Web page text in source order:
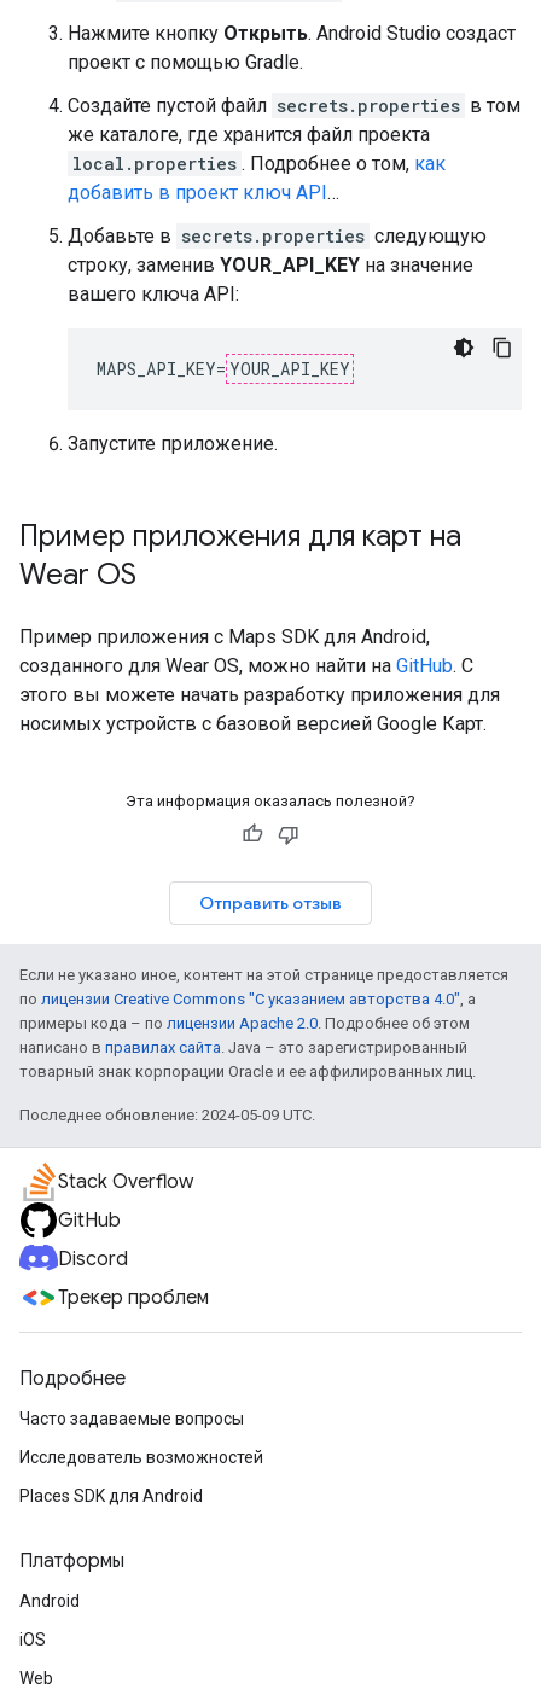
Нажмите кнопку Открыть. Android Studio создаст
проект с помощью Gradle.
Создайте пустой файл secrets.properties в том
же каталоге, где хранится файл проекта
local.properties . Подробнее о том, как
добавить в проект ключ API…
Добавьте в secrets.properties следующую
строку, заменив YOUR_API_KEY на значение
вашего ключа API:
MAPS_API_KEY= YOUR_API_KEY
Запустите приложение.
Пример приложения для карт на
Wear OS
Пример приложения с Maps SDK для Android,
созданного для Wear OS, можно найти на GitHub. С
этого вы можете начать разработку приложения для
носимых устройств с базовой версией Google Карт.
Эта информация оказалась полезной?
Отправить отзыв
Если не указано иное, контент на этой странице предоставляется
по лицензии Creative Commons "С указанием авторства 4.0", а
примеры кода – по лицензии Apache 2.0. Подробнее об этом
написано в правилах сайта. Java – это зарегистрированный
товарный знак корпорации Oracle и ее аффилированных лиц.
Последнее обновление: 2024-05-09 UTC.
Stack Overflow
GitHub
Discord
Трекер проблем
Подробнее
Часто задаваемые вопросы
Исследователь возможностей
Places SDK для Android
Платформы
Android
iOS
Web